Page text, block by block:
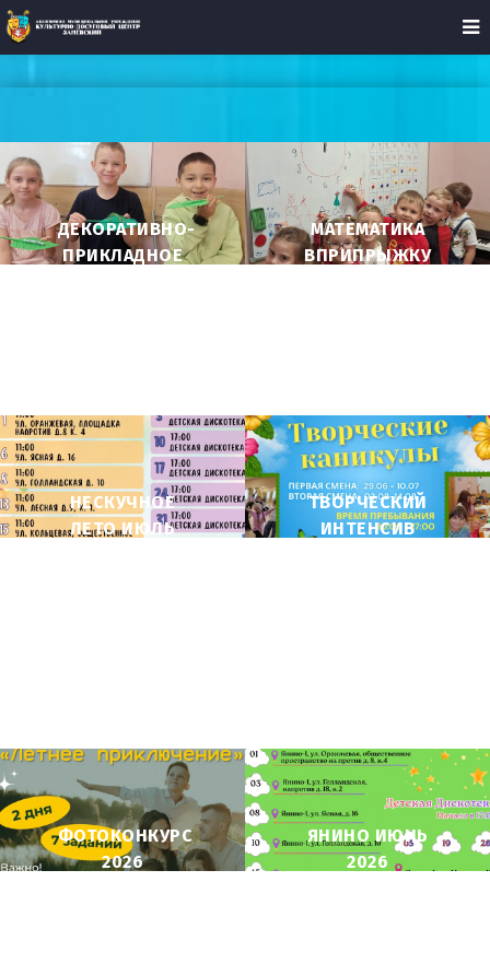
ДЕКОРАТИВНО-
ПРИКЛАДНОЕ
МАТЕМАТИКА
ВПРИПРЫЖКУ
НЕСКУЧНОЕ
ЛЕТО ИЮЛЬ
ТВОРЧЕСКИЙ
ИНТЕНСИВ
ФОТОКОНКУРС
2026
ЯНИНО ИЮНЬ
2026